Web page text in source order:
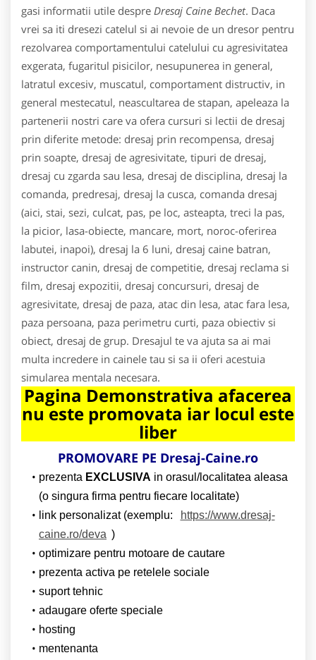
gasi informatii utile despre Dresaj Caine Bechet. Daca
vrei sa iti dresezi catelul si ai nevoie de un dresor pentru
rezolvarea comportamentului catelului cu agresivitatea
exgerata, fugaritul pisicilor, nesupunerea in general,
latratul excesiv, muscatul, comportament distructiv, in
general mestecatul, neascultarea de stapan, apeleaza la
partenerii nostri care va ofera cursuri si lectii de dresaj
prin diferite metode: dresaj prin recompensa, dresaj
prin soapte, dresaj de agresivitate, tipuri de dresaj,
dresaj cu zgarda sau lesa, dresaj de disciplina, dresaj la
comanda, predresaj, dresaj la cusca, comanda dresaj
(aici, stai, sezi, culcat, pas, pe loc, asteapta, treci la pas,
la picior, lasa-obiecte, mancare, mort, noroc-oferirea
labutei, inapoi), dresaj la 6 luni, dresaj caine batran,
instructor canin, dresaj de competitie, dresaj reclama si
film, dresaj expozitii, dresaj concursuri, dresaj de
agresivitate, dresaj de paza, atac din lesa, atac fara lesa,
paza persoana, paza perimetru curti, paza obiectiv si
obiect, dresaj de grup. Dresajul te va ajuta sa ai mai
multa incredere in cainele tau si sa ii oferi acestuia
simularea mentala necesara.
Pagina Demonstrativa afacerea
nu este promovata iar locul este
liber
PROMOVARE PE Dresaj-Caine.ro
prezenta EXCLUSIVA in orasul/localitatea aleasa
(o singura firma pentru fiecare localitate)
link personalizat (exemplu:
https://www.dresaj-
caine.ro/deva )
optimizare pentru motoare de cautare
prezenta activa pe retelele sociale
suport tehnic
adaugare oferte speciale
hosting
mentenanta